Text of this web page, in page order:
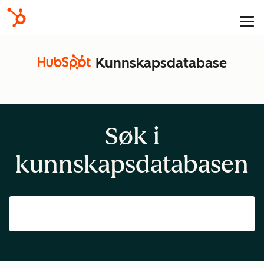
Kunnskapsdatabase
Søk i
kunnskapsdatabasen